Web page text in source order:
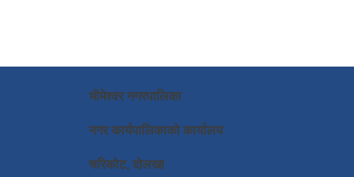
भीमेश्वर नगरपालिका
नगर कार्यपालिकाको कार्यालय
चरिकोट, दोलखा